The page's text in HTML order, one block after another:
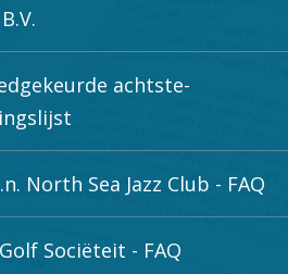
achtste-
North Sea Jazz Club - FAQ
Sociëteit - FAQ